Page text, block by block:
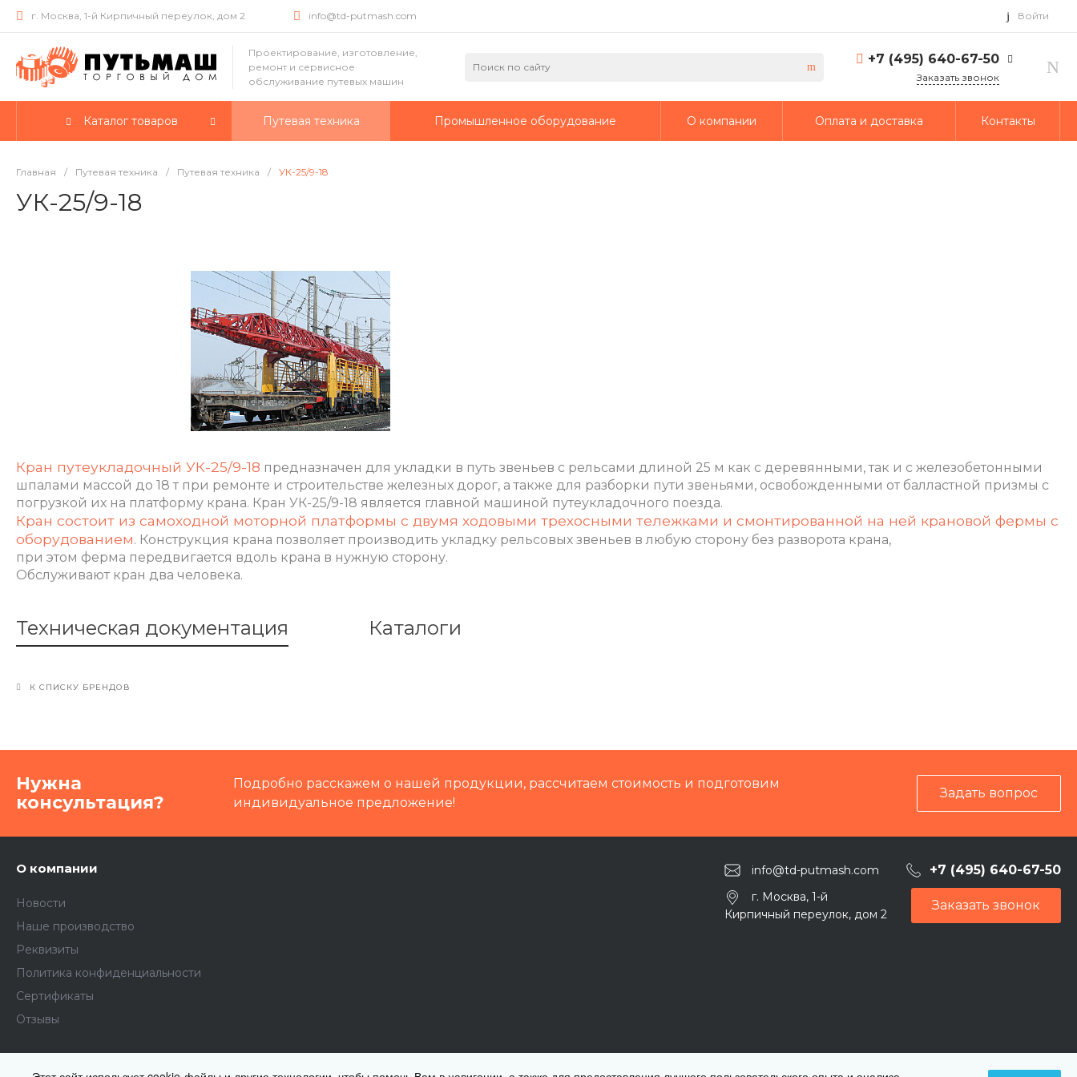
г. Москва, 1-й Кирпичный переулок, дом 2 info@td-putmash.com Войти
Проектирование, изготовление,
ремонт и сервисное
обслуживание путевых машин
+7 (495) 640-67-50
г. Москва, 1-й Кирпичный
Заказать звонок
Каталог товаров Путевая техника Промышленное оборудование О компании Оплата и доставка Контакты
Главная / Путевая техника / Путевая техника / УК-25/9-18
УК-25/9-18
Кран путеукладочный УК-25/9-18 предназначен для укладки в путь звеньев с рельсами длиной 25 м как с деревянными, так и с железобетонными
шпалами массой до 18 т при ремонте и строительстве железных дорог, а также для разборки пути звеньями, освобожденными от балластной призмы с
погрузкой их на платформу крана. Кран УК-25/9-18 является главной машиной путеукладочного поезда.
Кран состоит из самоходной моторной платформы с двумя ходовыми трехосными тележками и смонтированной на ней крановой фермы с
оборудованием. Конструкция крана позволяет производить укладку рельсовых звеньев в любую сторону без разворота крана,
при этом ферма передвигается вдоль крана в нужную сторону.
Обслуживают кран два человека.
Техническая документация Каталоги
К СПИСКУ БРЕНДОВ
Нужна
консультация?
Подробно расскажем о нашей продукции, рассчитаем стоимость и подготовим
индивидуальное предложение!
Задать вопрос
О компании
Новости
Наше производство
Реквизиты
Политика конфиденциальности
Сертификаты
Отзывы
info@td-putmash.com +7 (495) 640-67-50
г. Москва, 1-й
Кирпичный переулок, дом 2
Заказать звонок